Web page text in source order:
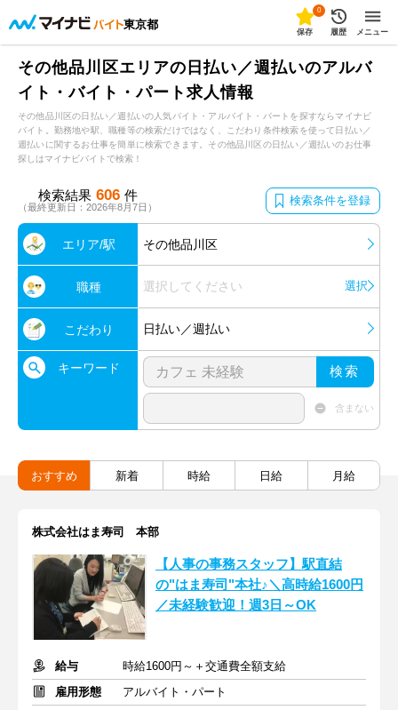
東京都
0
保存 履歴 メニュー
その他品川区エリアの日払い／週払いのアルバ
イト・バイト・パート求人情報
その他品川区の日払い／週払いの人気バイト・アルバイト・パートを探すならマイナビ
バイト。勤務地や駅、職種等の検索だけではなく、こだわり条件検索を使って日払い／
週払いに関するお仕事を簡単に検索できます。その他品川区の日払い／週払いのお仕事
探しはマイナビバイトで検索！
検索結果 606 件
（最終更新日：2026年8月7日） 検索条件を登録
エリア/駅 その他品川区
職種 選択してください 選択
こだわり 日払い／週払い
キーワード 検索
含まない
おすすめ 新着 時給 日給 月給
株式会社はま寿司 本部
【人事の事務スタッフ】駅直結
の"はま寿司"本社♪＼高時給1600円
／未経験歓迎！週3日～OK
給与
時給1600円～＋交通費全額支給
雇用形態
アルバイト・パート